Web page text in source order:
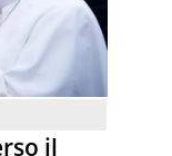
il